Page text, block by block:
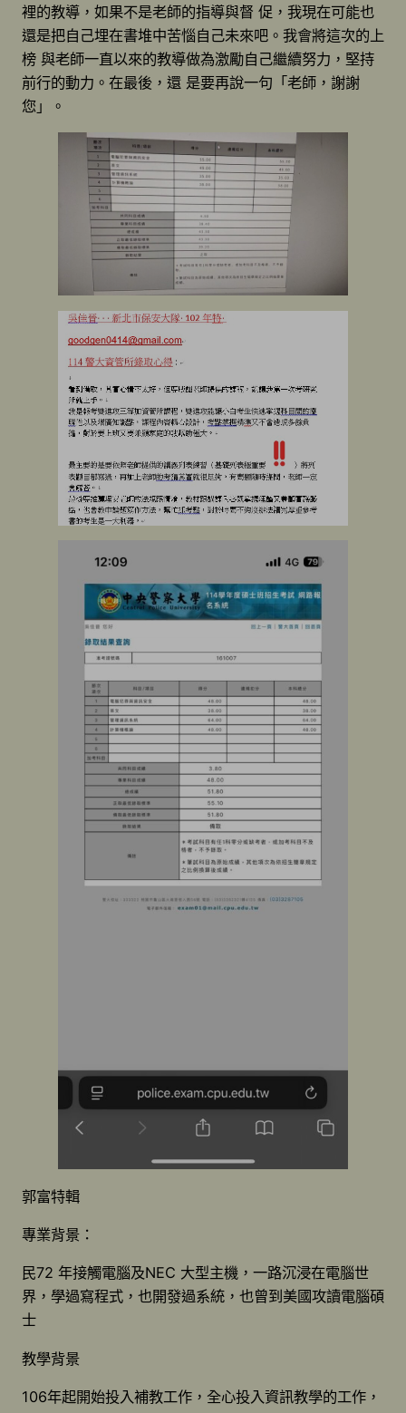
裡的教導，如果不是老師的指導與督 促，我現在可能也
還是把自己埋在書堆中苦惱自己未來吧。我會將這次的上
榜 與老師一直以來的教導做為激勵自己繼續努力，堅持
前行的動力。在最後，還 是要再說一句「老師，謝謝
您」。
郭富特輯
專業背景：
民72 年接觸電腦及NEC 大型主機，一路沉浸在電腦世
界，學過寫程式，也開發過系統，也曾到美國攻讀電腦碩
士
教學背景
106年起開始投入補教工作，全心投入資訊教學的工作，